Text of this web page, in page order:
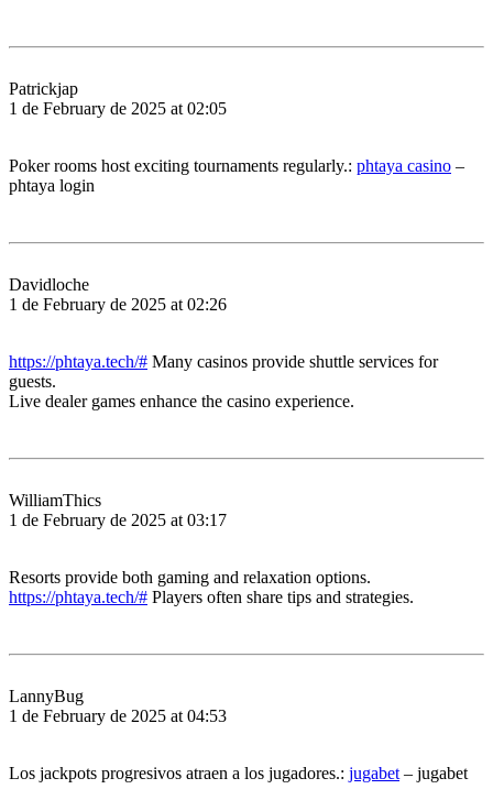
Patrickjap
1 de February de 2025 at 02:05
Poker rooms host exciting tournaments regularly.: phtaya casino –
phtaya login
Davidloche
1 de February de 2025 at 02:26
https://phtaya.tech/# Many casinos provide shuttle services for
guests.
Live dealer games enhance the casino experience.
WilliamThics
1 de February de 2025 at 03:17
Resorts provide both gaming and relaxation options.
https://phtaya.tech/# Players often share tips and strategies.
LannyBug
1 de February de 2025 at 04:53
Los jackpots progresivos atraen a los jugadores.: jugabet – jugabet